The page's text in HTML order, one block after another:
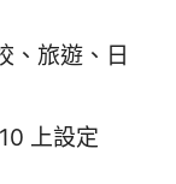
、旅遊、日
上設定